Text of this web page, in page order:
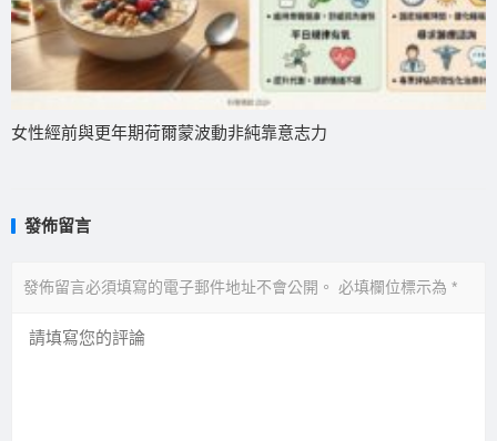
女性經前與更年期荷爾蒙波動非純靠意志力
發佈留言
發佈留言必須填寫的電子郵件地址不會公開。 必填欄位標示為 *